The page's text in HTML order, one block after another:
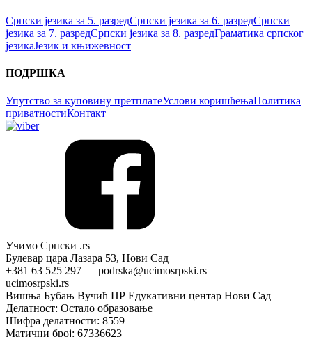
Српски језика за 5. разредСрпски језика за 6. разредСрпски
језика за 7. разредСрпски језика за 8. разредГраматика српског
језикаЈезик и књижевност
ПОДРШКА
Упутство за куповину претплатеУслови коришћењаПолитика
приватностиКонтакт
Учимо Српски .rs
Булевар цара Лазара 53, Нови Сад
+381 63 525 297 podrska@ucimosrpski.rs
ucimosrpski.rs
Вишња Бубањ Вучић ПР Едукативни центар Нови Сад
Делатност: Остало образовање
Шифра делатности: 8559
Матични број: 67336623